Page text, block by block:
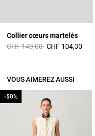
Collier cœurs martelés
Prix réduit à partir de
CHF 149,00àCHF 104,30
VOUS AIMEREZ AUSSI
-50%
-50%